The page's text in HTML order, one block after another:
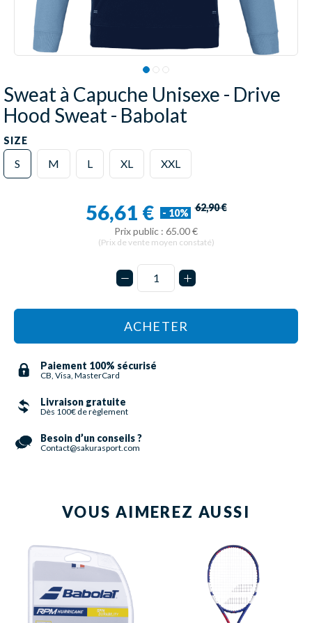
Sweat à Capuche Unisexe - Drive
Hood Sweat - Babolat
SIZE
S M L XL XXL
56,61 € - 10% 62,90 €
Prix public : 65.00 €
(Prix de vente moyen constaté)
ACHETER
Paiement 100% sécurisé
CB, Visa, MasterCard
Livraison gratuite
Dès 100€ de règlement
Besoin d’un conseils ?
Contact@sakurasport.com
VOUS AIMEREZ AUSSI